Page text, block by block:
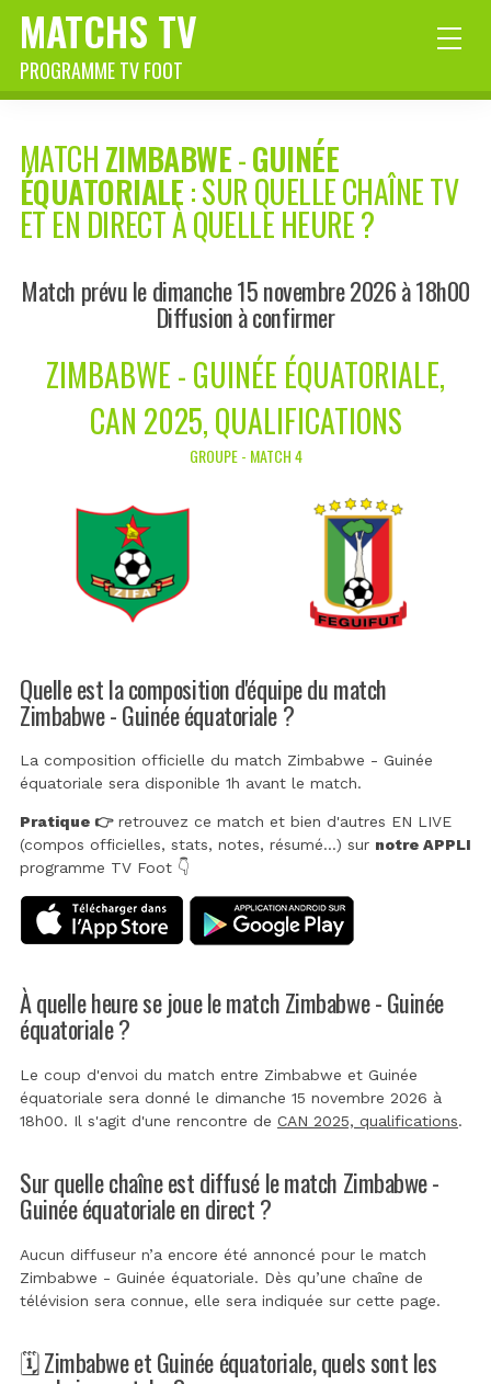
MATCHS TV
PROGRAMME TV FOOT
MATCHZIMBABWE-GUINÉE
ÉQUATORIALE: SUR QUELLE CHAÎNE TV
ET EN DIRECT À QUELLE HEURE ?
Match prévu le dimanche 15 novembre 2026 à 18h00
Diffusion à confirmer
ZIMBABWE - GUINÉE ÉQUATORIALE,
CAN 2025, QUALIFICATIONS
GROUPE - MATCH 4
Quelle est la composition d'équipe du match
Zimbabwe - Guinée équatoriale ?
La composition officielle du match Zimbabwe - Guinée
équatoriale sera disponible 1h avant le match.
Pratique 👉retrouvez ce match et bien d'autres EN LIVE
(compos officielles, stats, notes, résumé...) sur notre APPLI
programme TV Foot 👇
À quelle heure se joue le match Zimbabwe - Guinée
équatoriale ?
Le coup d'envoi du match entre Zimbabwe et Guinée
équatoriale sera donné le dimanche 15 novembre 2026 à
18h00. Il s'agit d'une rencontre de CAN 2025, qualifications.
Sur quelle chaîne est diffusé le match Zimbabwe -
Guinée équatoriale en direct ?
Aucun diffuseur n’a encore été annoncé pour le match
Zimbabwe - Guinée équatoriale. Dès qu’une chaîne de
télévision sera connue, elle sera indiquée sur cette page.
🗓️ Zimbabwe et Guinée équatoriale, quels sont les